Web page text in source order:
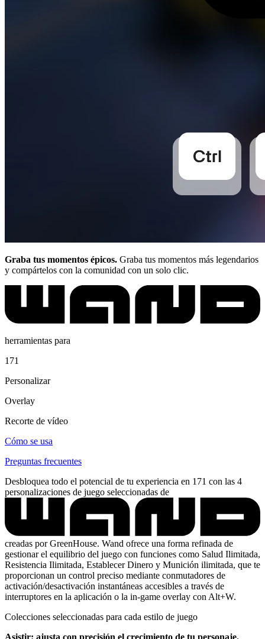
Graba tus momentos épicos. Graba tus momentos más legendarios
y compártelos con la comunidad con un solo clic.
herramientas para
171
Personalizar
Overlay
Recorte de vídeo
Cómo se usa
Preguntas frecuentes
Desbloquea todo el potencial de tu experiencia en 171 con las 4
personalizaciones de juego seleccionadas de
creadas por GreenHouse. Wand ofrece una forma refinada de
gestionar el equilibrio del juego con funciones como Salud Ilimitada,
Resistencia Ilimitada, Establecer Dinero y Munición ilimitada, que te
proporcionan un control preciso mediante conmutadores de
activación/desactivación instantáneas accesibles a través de
interruptores en la aplicación o la in-game overlay con Alt+W.
Colecciones seleccionadas para cada estilo de juego
Asistir: ajusta con precisión el crecimiento de tu personaje.